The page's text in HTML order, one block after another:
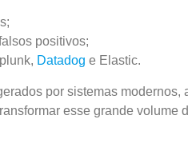
positivos;
Datadog e Elastic.
por sistemas
esse grande